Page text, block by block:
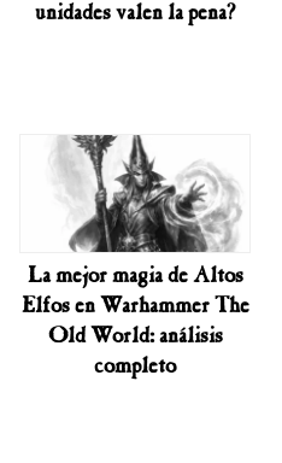
unidades valen la pena?
La mejor magia de Altos
Elfos en Warhammer The
Old World: análisis
completo